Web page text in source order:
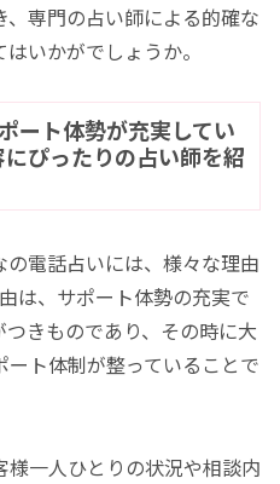
専門の占い師による的確な
いかがでしょうか。
ート体勢が充実してい
ぴったりの占い師を紹
電話占いには、様々な理由
は、サポート体勢の充実で
きものであり、その時に大
ト体制が整っていることで
一人ひとりの状況や相談内